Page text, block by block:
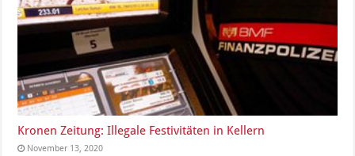
Kronen Zeitung: Illegale Festivitäten in Kellern
November 13, 2020